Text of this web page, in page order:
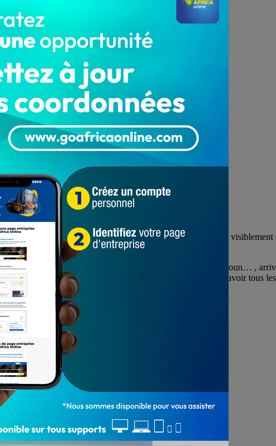
face à l’Afrique du Sud (0-2), les joueurs marocains étaient
à l’instar du tenant du titre, le Sénégal, l’Algérie, le Cameroun… ,
Walid Regragui, Achraf Hakimi et comparses semblaient avoir tous
du Sud, leur a tiré les vibrisses.